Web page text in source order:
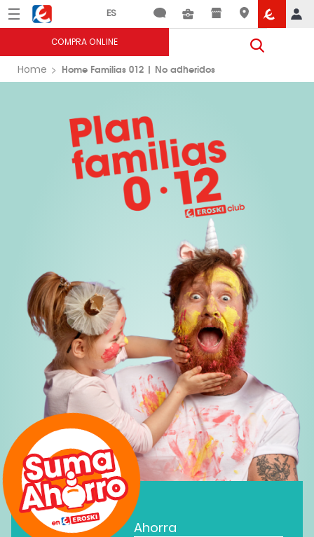
MenúEroski
COMPRA ONLINE
Home Home Familias 012 | No adheridos
Ahorra